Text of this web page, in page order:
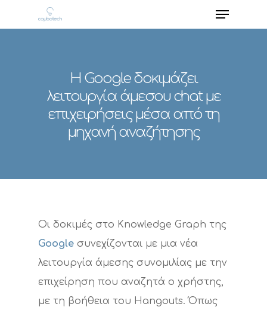
Hit enter to search or ESC to close
Η Google δοκιμάζει
λειτουργία άμεσου chat με
επιχειρήσεις μέσα από τη
μηχανή αναζήτησης
Οι δοκιμές στο Knowledge Graph της
Google συνεχίζονται με μια νέα
λειτουργία άμεσης συνομιλίας με την
επιχείρηση που αναζητά ο χρήστης,
με τη βοήθεια του Hangouts. Όπως